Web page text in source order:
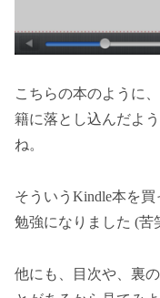
こちらの本のように
籍に落とし込んだよ
ね。
そういうKindle本を
勉強になりました (苦
他にも、目次や、裏